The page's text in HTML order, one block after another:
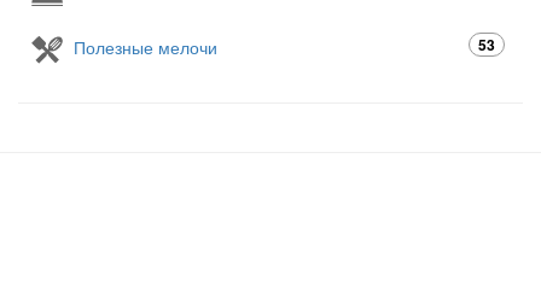
Полезные мелочи 53